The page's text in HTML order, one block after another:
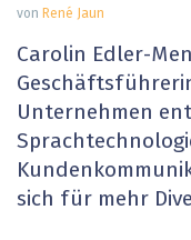
von René Jaun
Carolin Edler-
Unternehmen
sich für mehr